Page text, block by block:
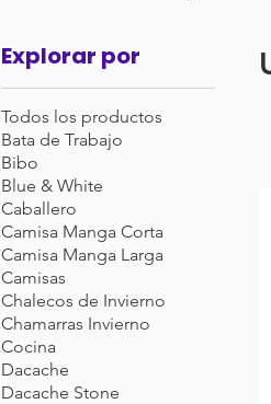
Explorar por
Todos los productos
Bata de Trabajo
Bibo
Blue & White
Caballero
Camisa Manga Corta
Camisa Manga Larga
Camisas
Chalecos de Invierno
Chamarras Invierno
Cocina
Dacache
Dacache Stone